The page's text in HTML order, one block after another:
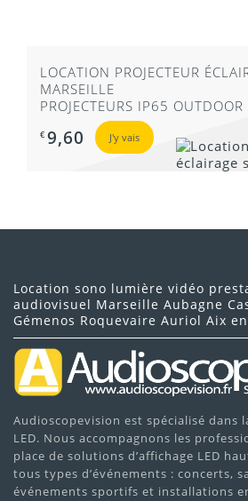
LOCATION PROJECTEUR
MARSEILLE
PROJECTEURS IP65 OUTDOOR
€ 9,60 J'y vais
Location sono lumière vidéo
audiovisuel Marseille Aubagne
Gémenos Roquevaire Auriol Aix
Audioscopevision est spécialisé dans
LED. Nous accompagnons les
place de solutions d’affichage LED
tous types d’événements : concerts,
événements sportifs et installations